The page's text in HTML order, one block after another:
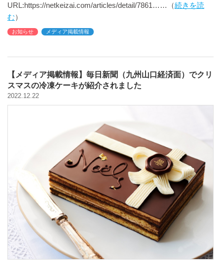
URL:https://netkeizai.com/articles/detail/7861
続きを読
む
お知らせ メディア掲載情報
【メディア掲載情報】毎日新聞（九州山口経済面）でクリ
スマスの冷凍ケーキが紹介されました
2022.12.22